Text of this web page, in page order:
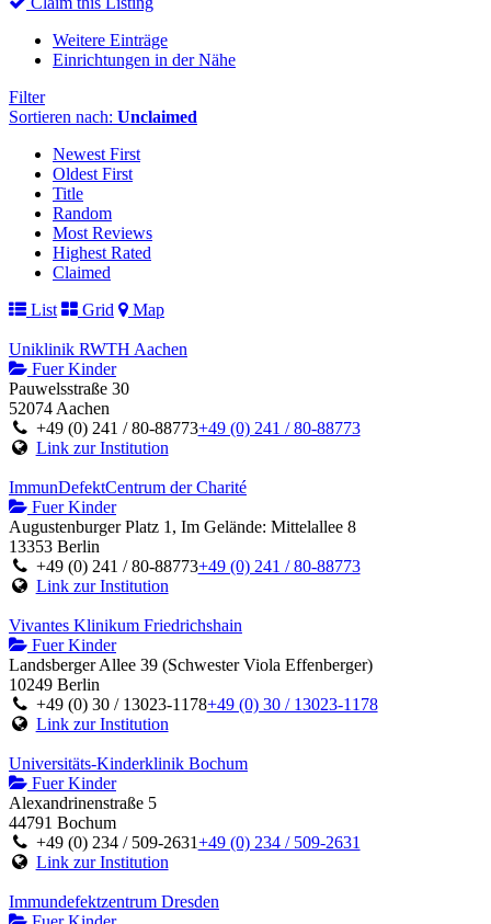
Weitere Einträge
Einrichtungen in der Nähe
Filter
Sortieren nach: Unclaimed
Newest First
Oldest First
Title
Random
Most Reviews
Highest Rated
Claimed
List
Grid Map
Uniklinik RWTH Aachen
Fuer Kinder
Pauwelsstraße 30
52074 Aachen
+49 (0) 241 / 80-88773+49 (0) 241 / 80-88773
Link zur Institution
ImmunDefektCentrum der Charité
Fuer Kinder
Augustenburger Platz 1, Im Gelände: Mittelallee 8
13353 Berlin
+49 (0) 241 / 80-88773+49 (0) 241 / 80-88773
Link zur Institution
Vivantes Klinikum Friedrichshain
Fuer Kinder
Landsberger Allee 39 (Schwester Viola Effenberger)
10249 Berlin
+49 (0) 30 / 13023-1178+49 (0) 30 / 13023-1178
Link zur Institution
Universitäts-Kinderklinik Bochum
Fuer Kinder
Alexandrinenstraße 5
44791 Bochum
+49 (0) 234 / 509-2631+49 (0) 234 / 509-2631
Link zur Institution
Immundefektzentrum Dresden